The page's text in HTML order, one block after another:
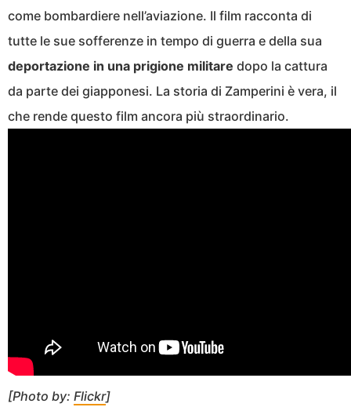
come bombardiere nell’aviazione. Il film racconta di
tutte le sue sofferenze in tempo di guerra e della sua
deportazione in una prigione militare dopo la cattura
da parte dei giapponesi. La storia di Zamperini è vera, il
che rende questo film ancora più straordinario.
[Photo by: Flickr]